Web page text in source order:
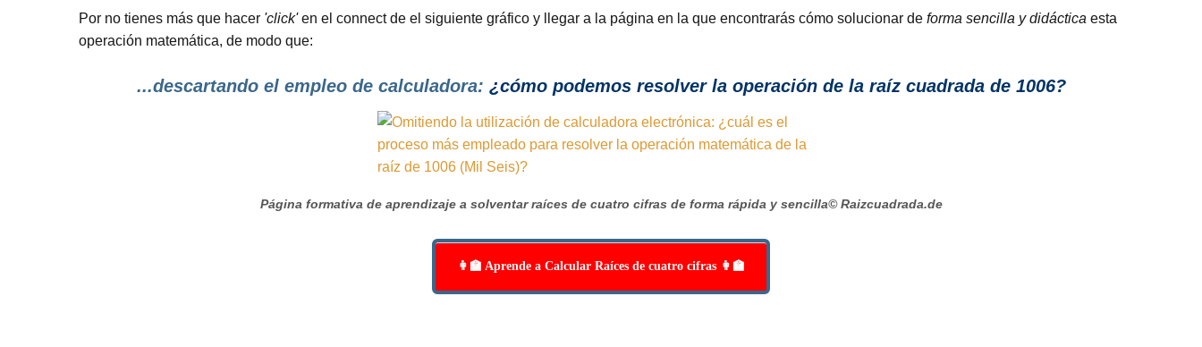
Por no tienes más que hacer 'click'en el connect de el siguiente gráfico y llegar a la página en la que encontrarás cómo solucionar de forma sencilla y didáctica esta
operación matemática, de modo que:
...descartando el empleo de calculadora: ¿cómo podemos resolver la operación de la raíz cuadrada de 1006?
Página formativa de aprendizaje a solventar raíces de cuatro cifras de forma rápida y sencilla© Raizcuadrada.de
👩‍🏫 Aprende a Calcular Raíces de cuatro cifras 👩‍🏫